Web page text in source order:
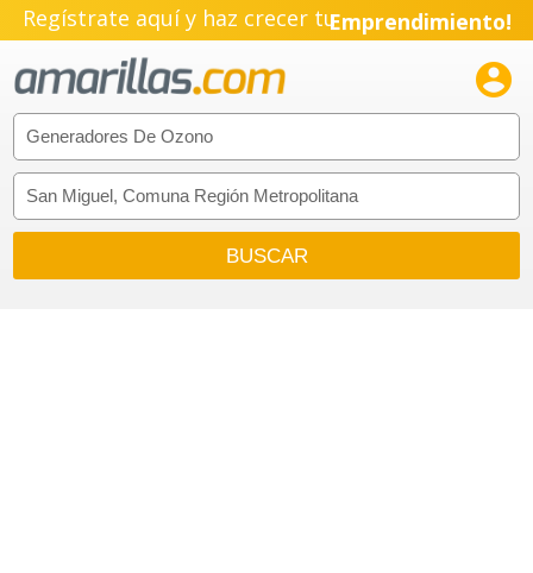
Regístrate aquí y haz crecer tuEmprendimiento!
